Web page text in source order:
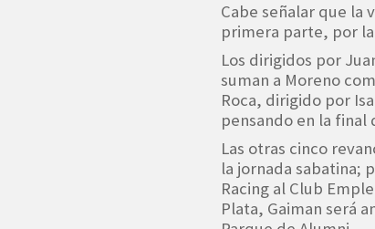
Cabe señalar que la
primera parte, por
Los dirigidos por
suman a Moreno
Roca, dirigido por
pensando en la
Las otras cinco
la jornada sabatina;
Racing al Club
Plata, Gaiman será